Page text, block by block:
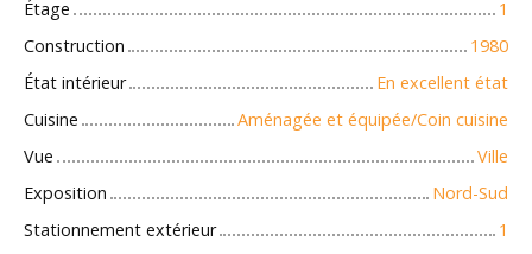
Étage
1
Construction
1980
État intérieur
En excellent état
Cuisine
Aménagée et équipée/Coin cuisine
Vue
Ville
Exposition
Nord-Sud
Stationnement extérieur
1